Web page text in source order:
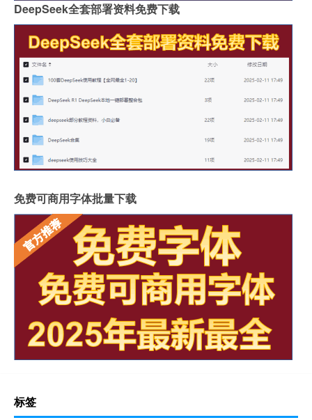
DeepSeek全套部署资料免费下载
免费可商用字体批量下载
标签